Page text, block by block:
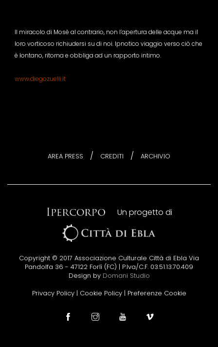
Il miracolo di Mosè al contrario, non l’apertura delle acque ma il
loro vorticoso richiudersi su di noi. Ipnotico viaggio verso ciò che
è lontano, ritorna e obbliga ad un rapporto intimo.
www.diegozuelli.it
AREA PRESS / CREDITI / ARCHIVIO
Un progetto di
Copyright © 2017 Associazione Culturale Città di Ebla Via
Pandolfa 36 - 47122 Forlì (FC) | P.Iva/C.F. 03.51.13.70.409
Design by Domani Studio
Privacy Policy| Cookie Policy| Preferenze Cookie